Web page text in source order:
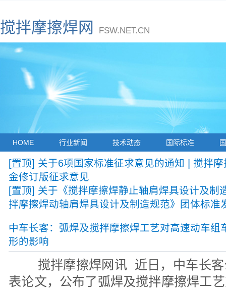
搅拌摩擦焊网 FSW.NET.CN
HOME 行业新闻 技术动态 国际标准
[置顶] 关于6项国家标准征求意见的通知 | 搅拌
金修订版征求意见
[置顶] 关于《搅拌摩擦焊静止轴肩焊具设计及制
拌摩擦焊动轴肩焊具设计及制造规范》团体标
中车长客：弧焊及搅拌摩擦焊工艺对高速动车组
形的影响
搅拌摩擦焊网讯 近日，中车长客
表论文，公布了弧焊及搅拌摩擦焊工